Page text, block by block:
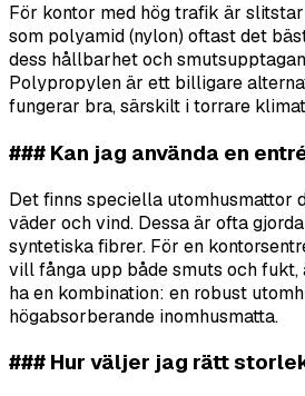
För kontor med hög trafik är
som polyamid (nylon) oftast det
dess hållbarhet och
Polypropylen är ett billigare
fungerar bra, särskilt i torrare
### Kan jag använda en
Det finns speciella utomhusmattor
väder och vind. Dessa är ofta
syntetiska fibrer. För en
vill fånga upp både smuts och
ha en kombination: en robust
högabsorberande inomhusmatta.
### Hur väljer jag rätt